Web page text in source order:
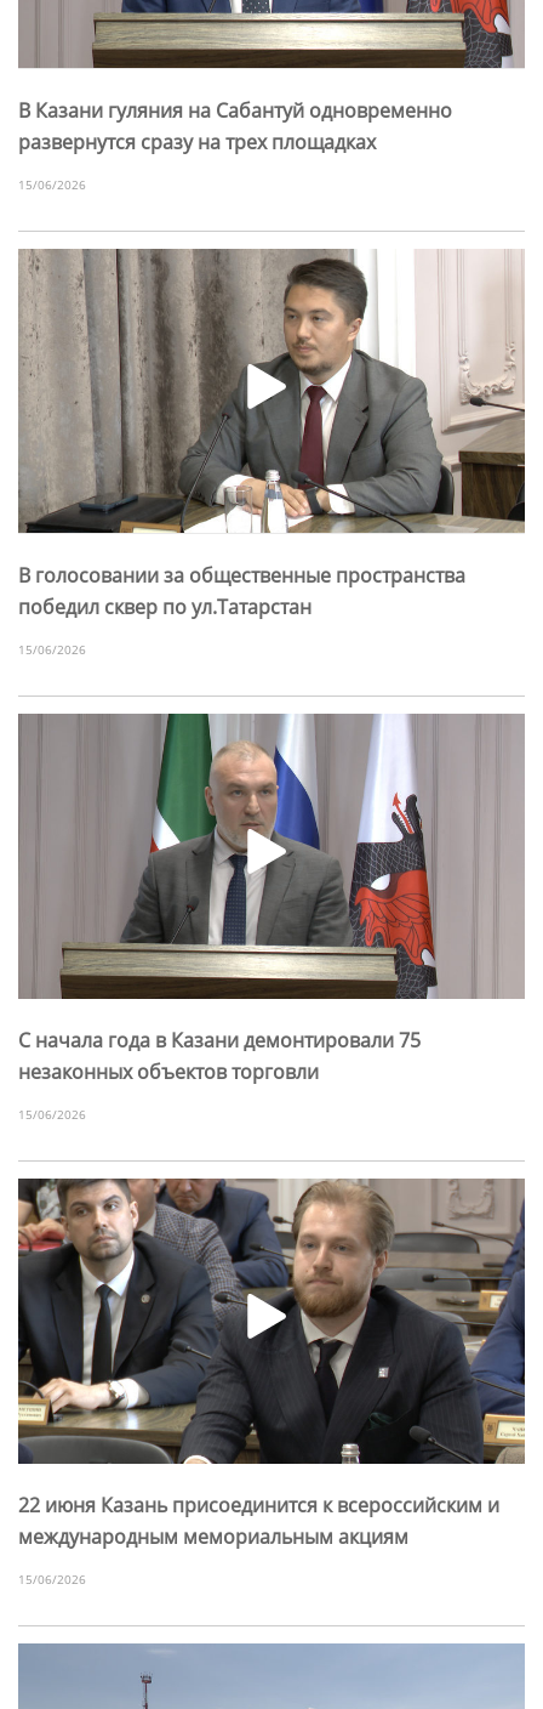
В Казани гуляния на Сабантуй одновременно
развернутся сразу на трех площадках
15/06/2026
В голосовании за общественные пространства
победил сквер по ул.Татарстан
15/06/2026
С начала года в Казани демонтировали 75
незаконных объектов торговли
15/06/2026
22 июня Казань присоединится к всероссийским и
международным мемориальным акциям
15/06/2026